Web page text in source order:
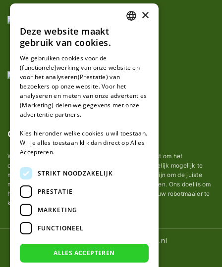
Over ons
Wij van robotmaaier-mesjes.nl doen ons uiterste best om het
onderhoud van robot grasmaaier mesjes zo gemakkelijk mogelijk te
maken. Uit ervaring merkten we hoe lastig het kan zijn om de juiste
messen voor een automatische grasmachine te vinden. Ons doel is om
het u makkelijk te maken om de goede mesjes voor uw robotmaaier te
kopen.
© 2026 Robotmaaier-mesjes.nl
GERMAN
×
Deze website maakt
gebruik van cookies.
We gebruiken cookies voor de
(functionele)werking van onze website en
voor het analyseren(Prestatie) van
bezoekers op onze website. Voor het
analyseren en meten van onze advertenties
(Marketing) delen we gegevens met onze
advertentie partners.
Kies hieronder welke cookies u wil toestaan.
Wil je alles toestaan klik dan direct op Alles
Accepteren.
STRIKT NOODZAKELIJK
PRESTATIE
MARKETING
FUNCTIONEEL
ALLES ACCEPTEREN